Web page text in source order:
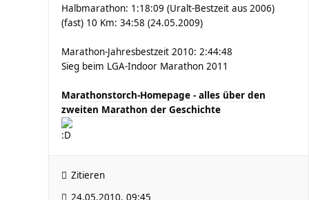
Halbmarathon: 1:18:09 (Uralt-Bestzeit aus 2006)
(fast) 10 Km: 34:58 (24.05.2009)
Marathon-Jahresbestzeit 2010: 2:44:48
Sieg beim LGA-Indoor Marathon 2011
Marathonstorch-Homepage - alles über den
zweiten Marathon der Geschichte
Zitieren
24.05.2010, 09:45